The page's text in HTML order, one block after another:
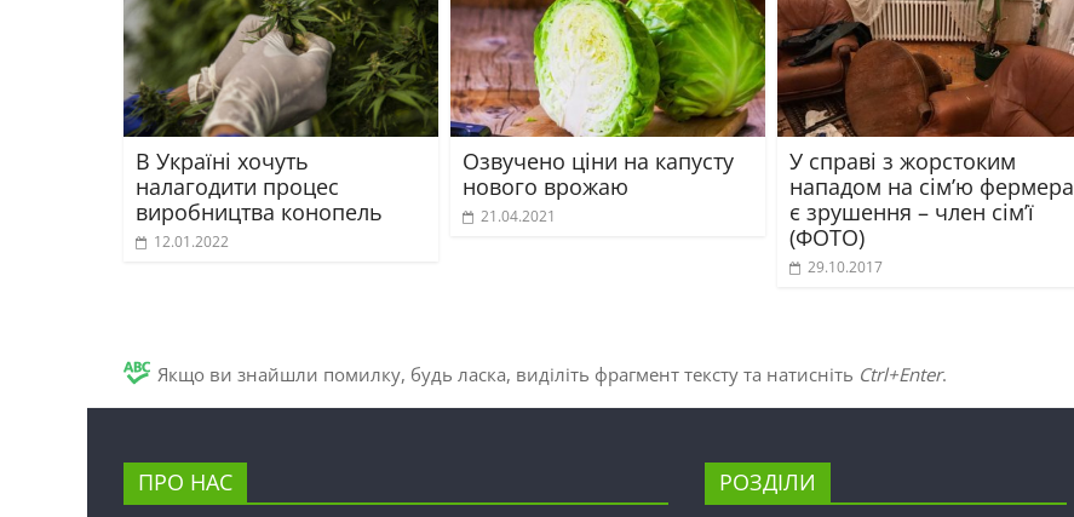
В Україні хочуть
налагодити процес
виробництва конопель
12.01.2022
Озвучено ціни на капусту
нового врожаю
21.04.2021
У справі з жорстоким
нападом на сім’ю фермера
є зрушення – член сім’ї
(ФОТО)
29.10.2017
Якщо ви знайшли помилку, будь ласка, виділіть фрагмент тексту та натисніть Ctrl+Enter.
ПРО НАС РОЗДІЛИ